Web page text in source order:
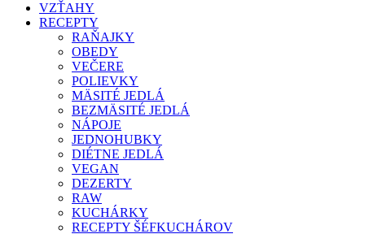
VZŤAHY
RECEPTY
RAŇAJKY
OBEDY
VEČERE
POLIEVKY
MÄSITÉ JEDLÁ
BEZMÄSITÉ JEDLÁ
NÁPOJE
JEDNOHUBKY
DIÉTNE JEDLÁ
VEGAN
DEZERTY
RAW
KUCHÁRKY
RECEPTY ŠÉFKUCHÁROV